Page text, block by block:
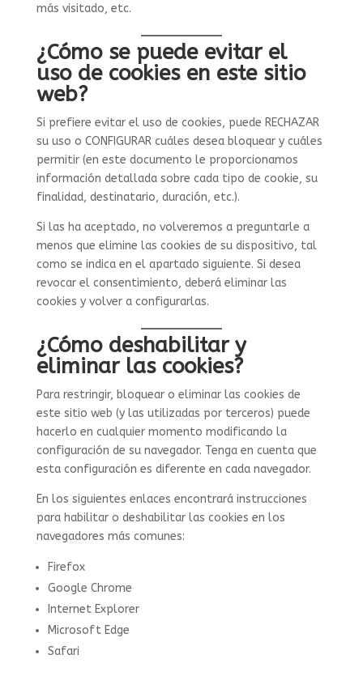
más visitado, etc.
¿Cómo se puede evitar el
uso de cookies en este sitio
web?
Si prefiere evitar el uso de cookies, puede RECHAZAR
su uso o CONFIGURAR cuáles desea bloquear y cuáles
permitir (en este documento le proporcionamos
información detallada sobre cada tipo de cookie, su
finalidad, destinatario, duración, etc.).
Si las ha aceptado, no volveremos a preguntarle a
menos que elimine las cookies de su dispositivo, tal
como se indica en el apartado siguiente. Si desea
revocar el consentimiento, deberá eliminar las
cookies y volver a configurarlas.
¿Cómo deshabilitar y
eliminar las cookies?
Para restringir, bloquear o eliminar las cookies de
este sitio web (y las utilizadas por terceros) puede
hacerlo en cualquier momento modificando la
configuración de su navegador. Tenga en cuenta que
esta configuración es diferente en cada navegador.
En los siguientes enlaces encontrará instrucciones
para habilitar o deshabilitar las cookies en los
navegadores más comunes:
Firefox
Google Chrome
Internet Explorer
Microsoft Edge
Safari